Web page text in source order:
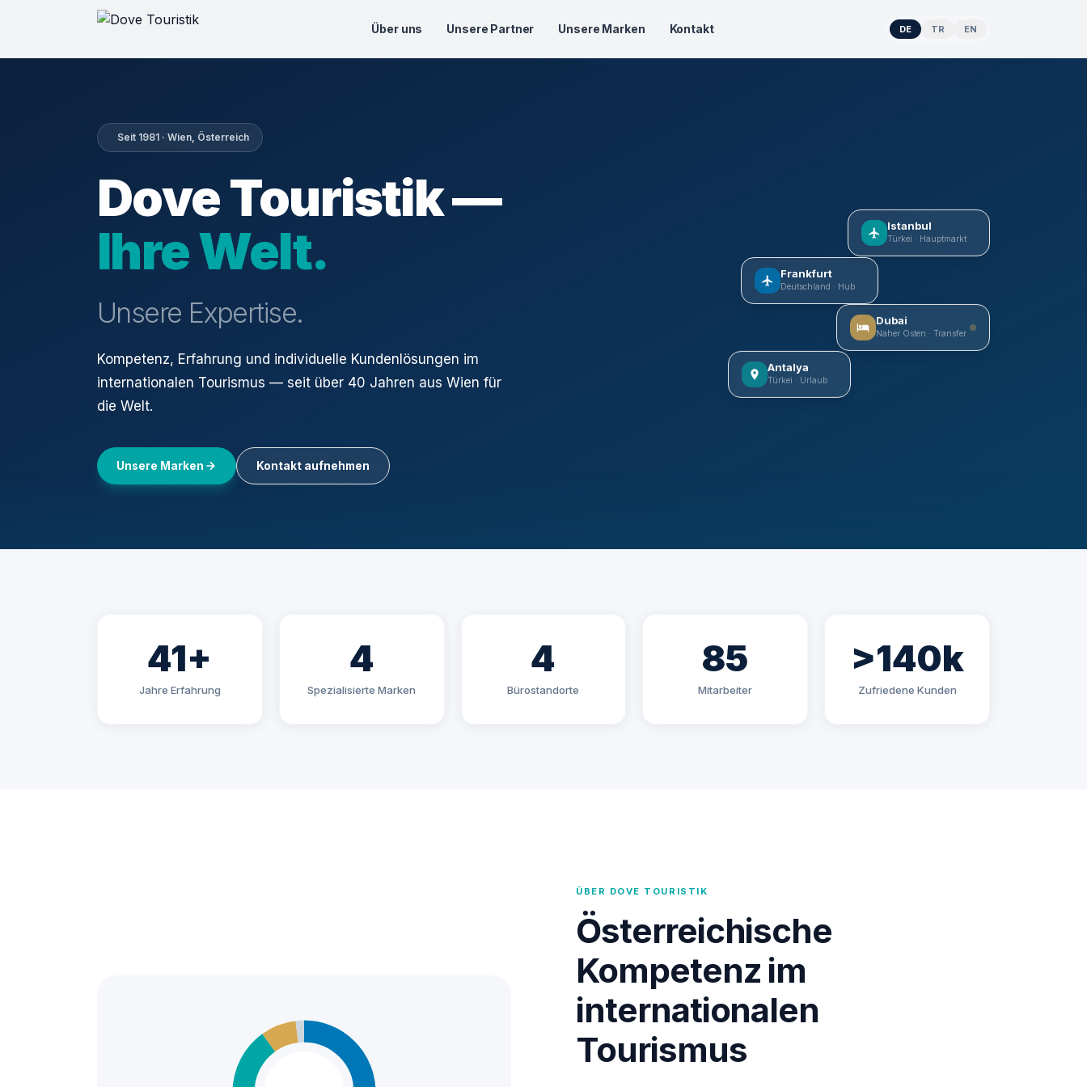
Über uns Unsere Partner Unsere Marken Kontakt DE TR EN
Seit 1981 · Wien, Österreich
Dove Touristik —
Ihre Welt.
Unsere Expertise.
Kompetenz, Erfahrung und individuelle Kundenlösungen im
internationalen Tourismus — seit über 40 Jahren aus Wien für
die Welt.
Unsere Marken Kontakt aufnehmen
Istanbul
Türkei · Hauptmarkt
Frankfurt
Deutschland · Hub
Dubai
Naher Osten · Transfer
Antalya
Türkei · Urlaub
41+
Jahre Erfahrung
4
Spezialisierte Marken
4
Bürostandorte
85
Mitarbeiter
>140k
Zufriedene Kunden
ÜBER DOVE TOURISTIK
Österreichische
Kompetenz im
internationalen
Tourismus